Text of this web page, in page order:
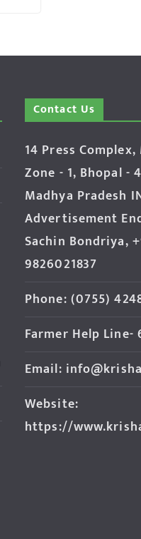
Contact Us
14 Press Complex,
Zone - 1, Bhopal -
Madhya Pradesh
Advertisement
Sachin Bondriya,
9826021837
Phone: (0755)
Farmer Help Line-
Email:
Website:
https://